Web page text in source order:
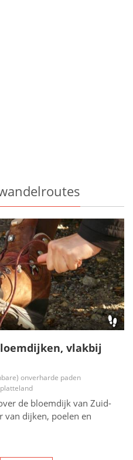
vlakbij
onverharde paden
de bloemdijk van Zuid-
van dijken, poelen en